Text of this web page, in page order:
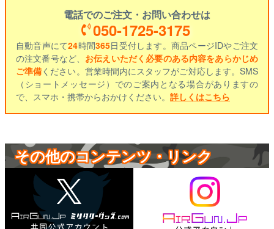
電話でのご注文・お問い合わせは
050-1725-3175
自動音声にて24時間365日受付します。商品ページIDやご注文
の注文番号など、 お伝えいただく必要のある内容をあらかじめ
ご準備ください。営業時間内にスタッフがご対応します。SMS
（ショートメッセージ）でのご案内となる場合がありますの
で、スマホ・携帯からおかけください。 詳しくはこちら
その他のコンテンツ・リンク